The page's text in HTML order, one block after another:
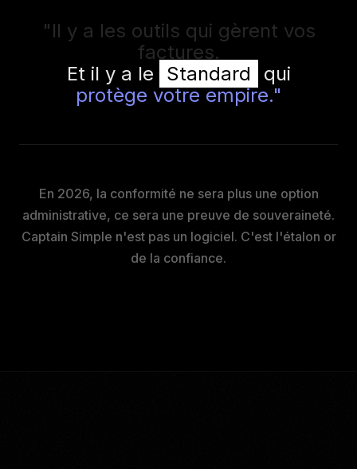
"Il y a les outils qui gèrent vos
factures.
Et il y a le
Standard
qui
protège votre empire."
En 2026, la conformité ne sera plus une option
administrative, ce sera une preuve de souveraineté.
Captain Simple n'est pas un logiciel. C'est l'étalon or
de la confiance.